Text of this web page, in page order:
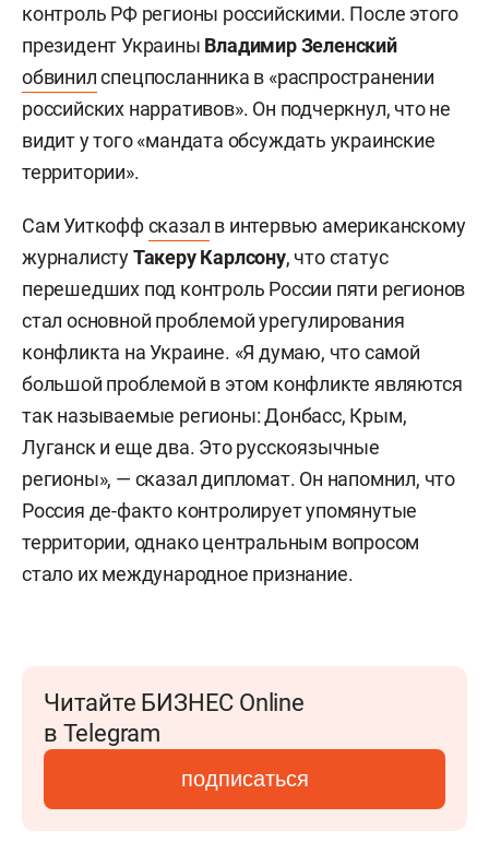
контроль РФ регионы российскими. После этого
президент Украины Владимир Зеленский
обвинилспецпосланника в «распространении
российских нарративов». Он подчеркнул, что не
видит у того «мандата обсуждать украинские
территории».
Сам Уиткоффсказал в интервью американскому
журналистуТакеру Карлсону, что статус
перешедших под контроль России пяти регионов
стал основной проблемой урегулирования
конфликта на Украине. «Я думаю, что самой
большой проблемой в этом конфликте являются
так называемые регионы: Донбасс, Крым,
Луганск и еще два. Это русскоязычные
регионы», — сказал дипломат. Он напомнил, что
Россия де-факто контролирует упомянутые
территории, однако центральным вопросом
стало их международное признание.
Читайте БИЗНЕС Online
в Telegram
подписаться